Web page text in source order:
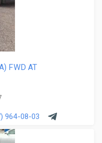
FWD AT
964-08-03